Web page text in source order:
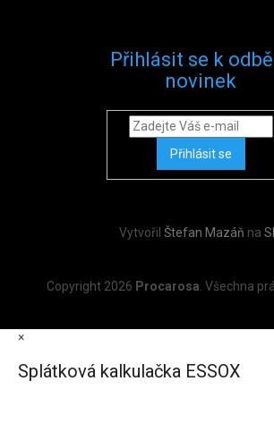
Přihlásit se k
novinek
Přihlásit se
Vytvořil Štefan Mazáň na
Copyright 2026 Procarosa. Všechna
×
Splátková kalkulačka ESSOX